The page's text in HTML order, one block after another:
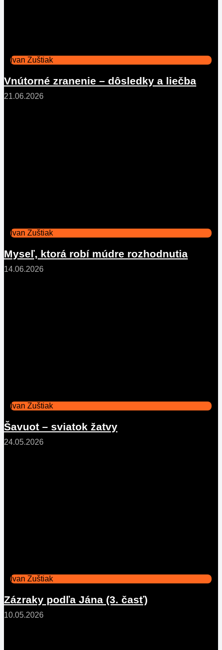
Ivan Zuštiak
Vnútorné zranenie – dôsledky a liečba
21.06.2026
Ivan Zuštiak
Myseľ, ktorá robí múdre rozhodnutia
14.06.2026
Ivan Zuštiak
Šavuot – sviatok žatvy
24.05.2026
Ivan Zuštiak
Zázraky podľa Jána (3. časť)
10.05.2026